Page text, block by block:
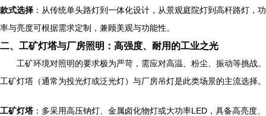
款式选择 ：从传统单头路灯到一体化设计，从景观庭院灯到高杆路灯，功
率与亮度可根据需求定制，兼顾美观与功能性。
二、工矿灯塔与厂房照明：高强度、耐用的工业之光
工矿环境对照明的要求极为严苛，需应对高温、粉尘、振动等挑战。
工矿灯塔（通常为投光灯或泛光灯）与厂房吊灯是此类场景的主流选择。
工矿灯塔 ：多采用高压钠灯、金属卤化物灯或大功率LED，具备高亮度、